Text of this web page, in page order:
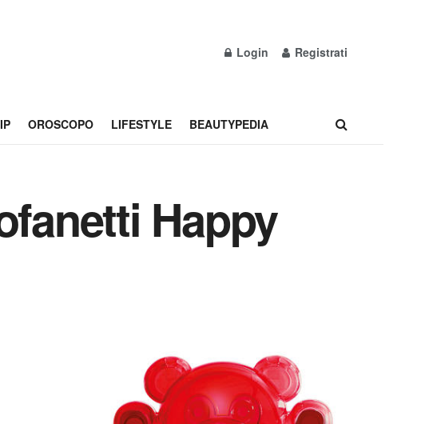
Login Registrati
OROSCOPO LIFESTYLE BEAUTYPEDIA
Happy